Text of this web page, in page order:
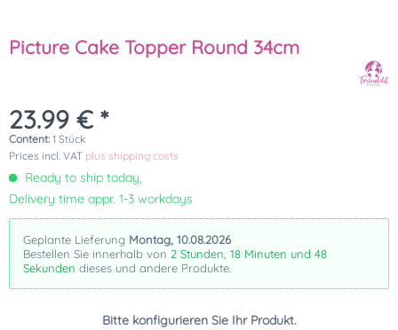
Picture Cake Topper Round 34cm
23.99 € *
Content: 1 Stück
Prices incl. VAT plus shipping costs
Ready to ship today,
Delivery time appr. 1-3 workdays
Geplante Lieferung Montag, 10.08.2026
Bestellen Sie innerhalb von 2 Stunden, 18 Minuten und 48
Sekunden dieses und andere Produkte.
Bitte konfigurieren Sie Ihr Produkt.